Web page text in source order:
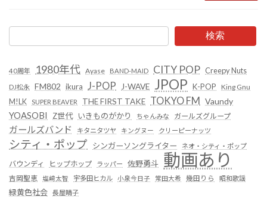
検索
40周年 1980年代 Ayase BAND-MAID CITY POP Creepy Nuts
DJ松永 FM802 ikura J-POP J-WAVE JPOP K-POP
King Gnu
M!LK
SUPER BEAVER THE FIRST TAKE TOKYO FM Vaundy
YOASOBI Z世代 いきものがかり ちゃんみな ガールズグループ
ガールズバンド キタニタツヤ キングヌー クリーピーナッツ
シティ・ポップ シンガーソングライター ネオ・シティ・ポップ
バウンディ ヒップホップ ラッパー 佐野勇斗 動画あり
吉岡聖恵 塩﨑太智 宇多田ヒカル 小泉今日子 常田大希 幾田りら 昭和歌謡
緑黄色社会 長屋晴子